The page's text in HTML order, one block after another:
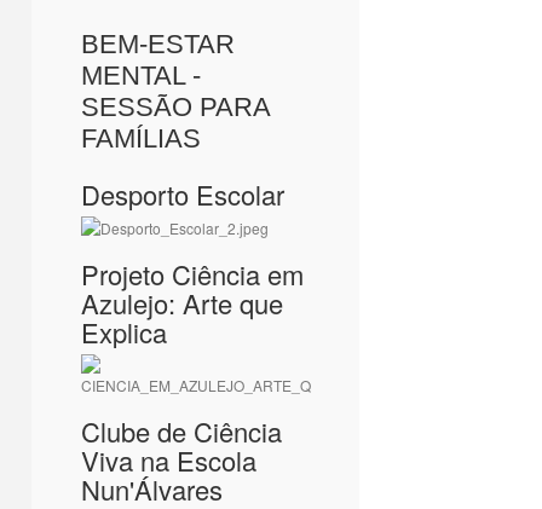
BEM-ESTAR
MENTAL -
SESSÃO PARA
FAMÍLIAS
Desporto Escolar
Projeto Ciência em
Azulejo: Arte que
Explica
Clube de Ciência
Viva na Escola
Nun'Álvares